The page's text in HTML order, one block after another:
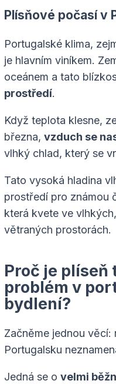
Plísňové počasí v
Portugalské klima,
je hlavním viníkem.
oceánem a tato
prostředí.
Když teplota klesne,
března, vzduch se
vlhký chlad, který se
Tato vysoká hladina
prostředí pro známou
která kvete ve
větraných prostorách.
Proč je plíseň
problém v
bydlení?
Začněme jednou
Portugalsku
Jedná se o velmi